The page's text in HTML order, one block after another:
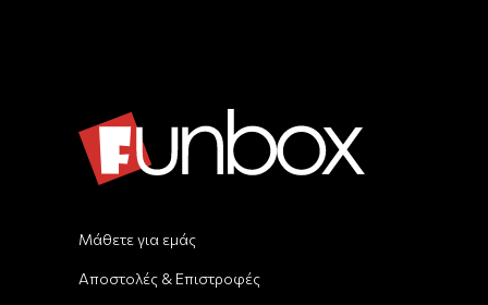
Μάθετε για εμάς
Αποστολές & Επιστροφές